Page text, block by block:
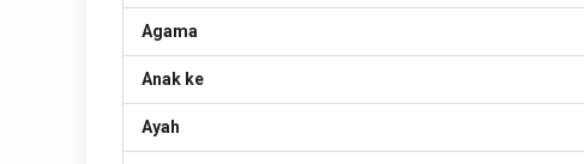
Agama
Anak ke
Ayah